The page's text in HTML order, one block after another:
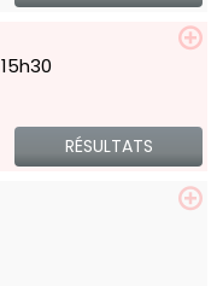
15h30
RÉSULTATS